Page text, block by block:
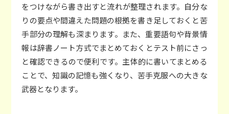
をつけながら書き出すと流れが整理されます。自分な
りの要点や間違えた問題の根拠を書き足しておくと苦
手部分の理解も深まります。また、重要語句や背景情
報は辞書ノート方式でまとめておくとテスト前にさっ
と確認できるので便利です。主体的に書いてまとめる
ことで、知識の記憶も強くなり、苦手克服への大きな
武器となります。